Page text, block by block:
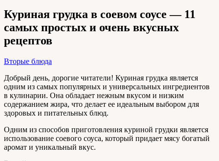
Куриная грудка в соевом соусе — 11
самых простых и очень вкусных
рецептов
Вторые блюда
Добрый день, дорогие читатели! Куриная грудка является
одним из самых популярных и универсальных ингредиентов
в кулинарии. Она обладает нежным вкусом и низким
содержанием жира, что делает ее идеальным выбором для
здоровых и питательных блюд.
Одним из способов приготовления куриной грудки является
использование соевого соуса, который придает мясу богатый
аромат и уникальный вкус.